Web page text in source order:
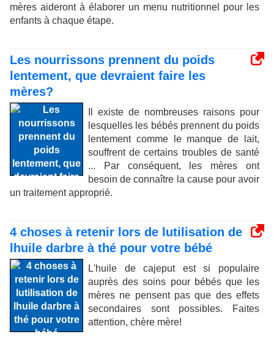
mères aideront à élaborer un menu nutritionnel pour les
enfants à chaque étape.
Les nourrissons prennent du poids
lentement, que devraient faire les
mères?
Il existe de nombreuses raisons pour
lesquelles les bébés prennent du poids
lentement comme le manque de lait,
souffrent de certains troubles de santé
... Par conséquent, les mères ont
besoin de connaître la cause pour avoir
un traitement approprié.
4 choses à retenir lors de lutilisation de
lhuile darbre à thé pour votre bébé
L'huile de cajeput est si populaire
auprès des soins pour bébés que les
mères ne pensent pas que des effets
secondaires sont possibles. Faites
attention, chère mère!